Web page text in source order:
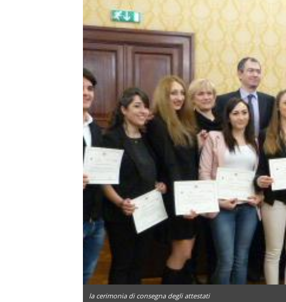
la cerimonia di consegna degli attestati